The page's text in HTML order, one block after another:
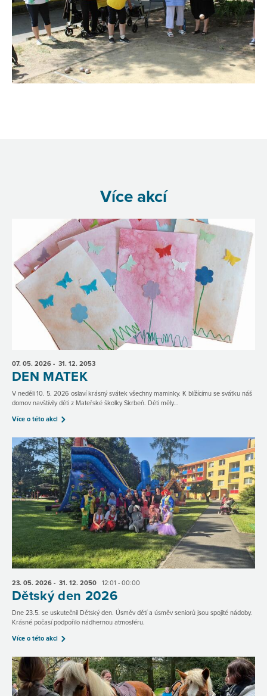
Více akcí
07. 05. 2026 - 31. 12. 2053
DEN MATEK
V neděli 10. 5. 2026 oslaví krásný svátek všechny maminky. K blížícímu se svátku náš
domov navštívily děti z Mateřské školky Skrbeň. Děti měly...
Více o této akci
23. 05. 2026 - 31. 12. 2050 12:01 - 00:00
Dětský den 2026
Dne 23.5. se uskutečnil Dětský den. Úsměv dětí a úsměv seniorů jsou spojité nádoby.
Krásné počasí podpořilo nádhernou atmosféru.
Více o této akci